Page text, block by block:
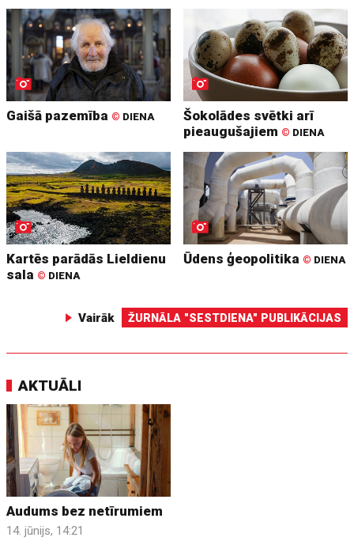
Gaišā pazemība © DIENA
Šokolādes svētki arī
pieaugušajiem © DIENA
Kartēs parādās Lieldienu
sala © DIENA
Ūdens ģeopolitika © DIENA
Vairāk ŽURNĀLA "SESTDIENA" PUBLIKĀCIJAS
AKTUĀLI
Audums bez netīrumiem
14. jūnijs, 14:21